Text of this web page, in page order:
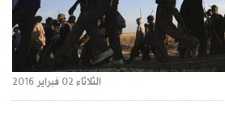
الثلاثاء 02 فبراير 2016